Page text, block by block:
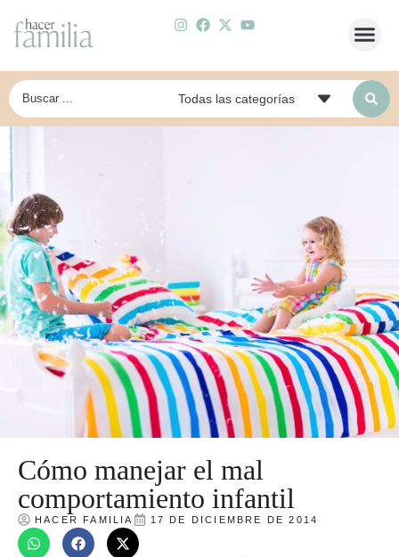
Cómo manejar el mal
comportamiento infantil
HACER FAMILIA 17 DE DICIEMBRE DE 2014